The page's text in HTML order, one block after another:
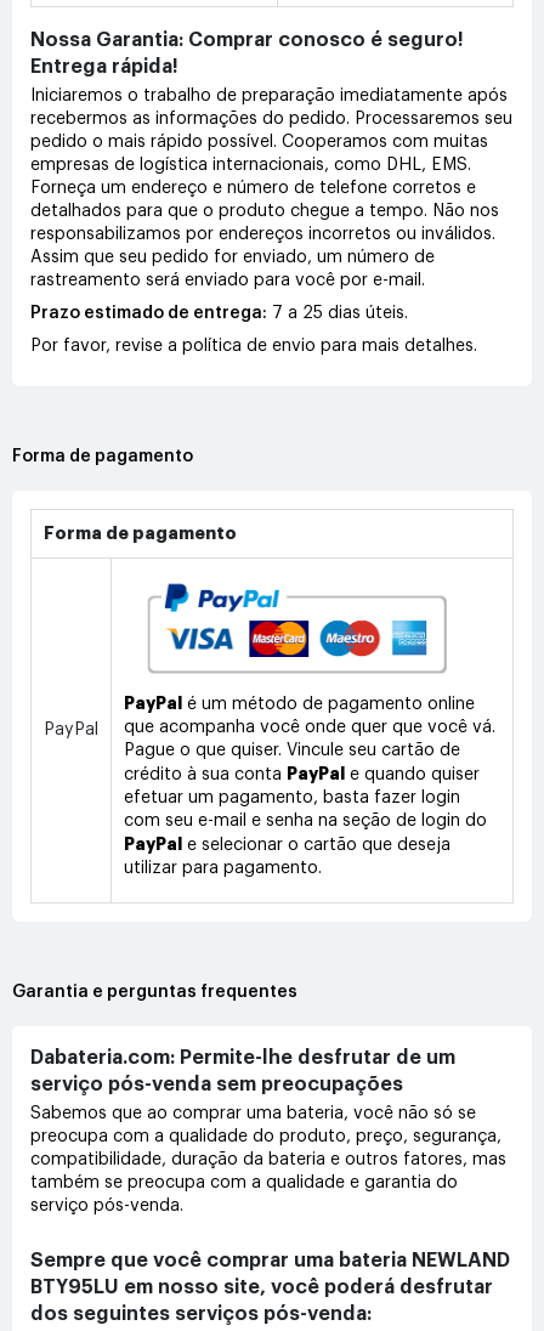
Nossa Garantia: Comprar conosco é seguro!
Entrega rápida!
Iniciaremos o trabalho de preparação imediatamente após
recebermos as informações do pedido. Processaremos seu
pedido o mais rápido possível. Cooperamos com muitas
empresas de logística internacionais, como DHL, EMS.
Forneça um endereço e número de telefone corretos e
detalhados para que o produto chegue a tempo. Não nos
responsabilizamos por endereços incorretos ou inválidos.
Assim que seu pedido for enviado, um número de
rastreamento será enviado para você por e-mail.
Prazo estimado de entrega: 7 a 25 dias úteis.
Por favor, revise a política de envio para mais detalhes.
Forma de pagamento
Forma de pagamento
PayPal
PayPal
é um método de pagamento online
que acompanha você onde quer que você vá.
Pague o que quiser. Vincule seu cartão de
crédito à sua conta PayPal
e quando quiser
efetuar um pagamento, basta fazer login
com seu e-mail e senha na seção de login do
PayPal
e selecionar o cartão que deseja
utilizar para pagamento.
Garantia e perguntas frequentes
Dabateria.com: Permite-lhe desfrutar de um
serviço pós-venda sem preocupações
Sabemos que ao comprar uma bateria, você não só se
preocupa com a qualidade do produto, preço, segurança,
compatibilidade, duração da bateria e outros fatores, mas
também se preocupa com a qualidade e garantia do
serviço pós-venda.
Sempre que você comprar uma bateria NEWLAND
BTY95LU em nosso site, você poderá desfrutar
dos seguintes serviços pós-venda: